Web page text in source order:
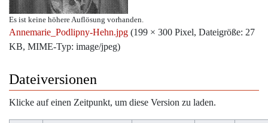
Es ist keine höhere Auflösung vorhanden.
Annemarie_Podlipny-Hehn.jpg (199 × 300 Pixel, Dateigröße: 27
KB, MIME-Typ: image/jpeg)
Dateiversionen
Klicke auf einen Zeitpunkt, um diese Version zu laden.